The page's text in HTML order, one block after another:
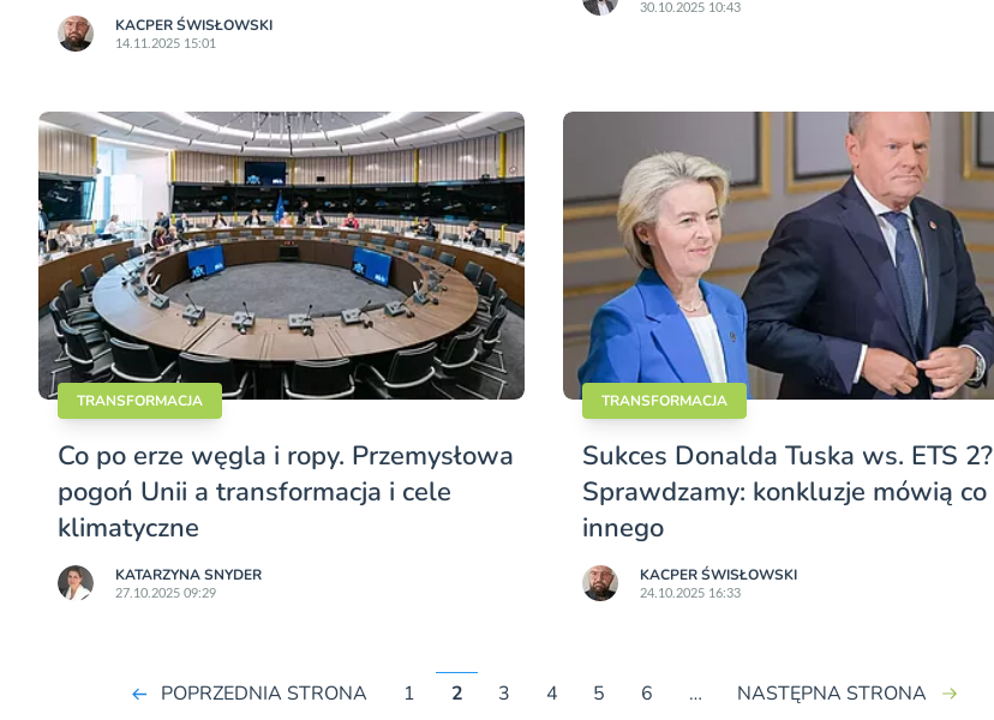
KACPER ŚWISŁO­WSKI
14.11.2025 15:01
30.10.2025 10:43
TRANSFORMACJA
Co po erze węgla i ropy. Przemysłowa
pogoń Unii a transformacja i cele
klimatyczne
KATARZYNA SNYDER
27.10.2025 09:29
TRANSFORMACJA
Sukces Donalda Tuska ws. ETS 2?
Sprawdzamy: konkluzje mówią co
innego
KACPER ŚWISŁO­WSKI
24.10.2025 16:33
POPRZEDNIA STRONA 1 2 3 4 5 6 … NASTĘPNA STRONA